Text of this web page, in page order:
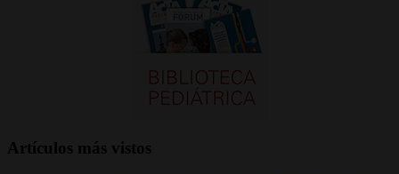
Artículos más vistos